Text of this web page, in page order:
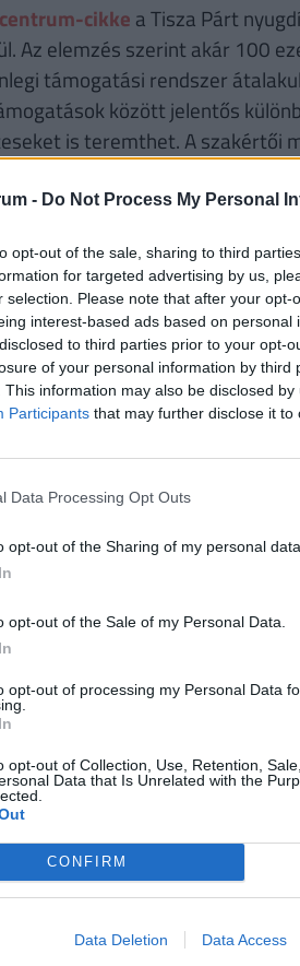
- Do Not Process My Personal
opt-out of the sale, sharing to third
for targeted advertising by us,
selection. Please note that after your
interest-based ads based on
to third parties prior to your opt-
of your personal information by third
This information may also be disclosed
Participants that may further disclose it to
Data Processing Opt Outs
opt-out of the Sharing of my personal data.
opt-out of the Sale of my Personal Data.
opt-out of processing my Personal Data
opt-out of Collection, Use, Retention,
Data that Is Unrelated with the
CONFIRM
Data Deletion Data Access
cikke a Tisza Párt
Az elemzés szerint akár 100
támogatási rendszer
között jelentős
is teremthet. A szakértői
akik jelenleg speciális vagy
hogyan változhatna a
egy átfogó nyugdíjreformnak.
is az egyik legérzékenyebb
ettől az új nyugdíjas
az ígéretét
mint 100 ezren kapnak félmillió
még nem érte el a 75 ezret.
szükség van-e drága
olcsóbb alternatívákat a
és a magas
és különböző árnyékolási
szerint bizonyos esetekben
csökkenthető a lakások
az alternatív hűtési eszközök
de kisebb lakásokban vagy
nem kell drága légkondi,
a lakást